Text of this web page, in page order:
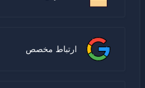
ارتباط مخصص